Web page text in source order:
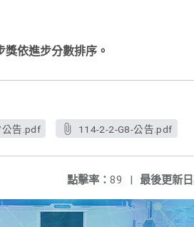
依進步分數排序。
公告.pdf 114-2-2-G8-公告.pdf
最後更新日
點擊率： 89 |